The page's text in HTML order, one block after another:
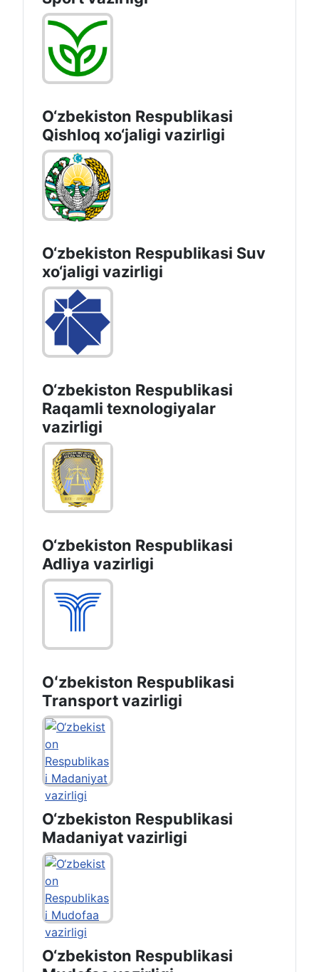
O‘zbekiston Respublikasi
Qishloq хo‘jаligi vаzirligi
O‘zbekiston Respublikasi Suv
хo‘jaligi vazirligi
O‘zbekiston Respublikasi
Raqamli texnologiyalar
vazirligi
O‘zbekiston Respublikasi
Adliya vazirligi
Oʻzbekiston Respublikasi
Transport vazirligi
O‘zbekiston Respublikasi
Madaniyat vazirligi
O‘zbekiston Respublikasi